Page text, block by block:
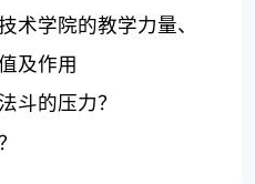
术学院的教学力量、
及作用
斗的压力？